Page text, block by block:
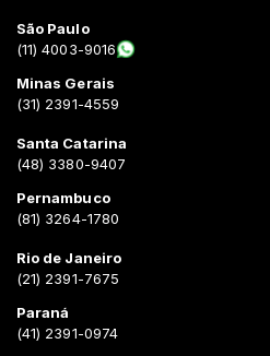
São Paulo
(11) 4003-9016
Minas Gerais
(31) 2391-4559
Santa Catarina
(48) 3380-9407
Pernambuco
(81) 3264-1780
Rio de Janeiro
(21) 2391-7675
Paraná
(41) 2391-0974